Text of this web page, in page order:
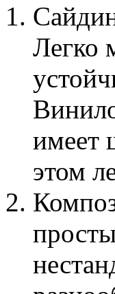
Легко
имеет
этом